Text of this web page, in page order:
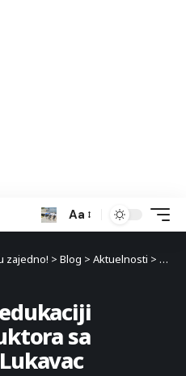
Aa
zajedno! > Blog > Aktuelnosti >
sa